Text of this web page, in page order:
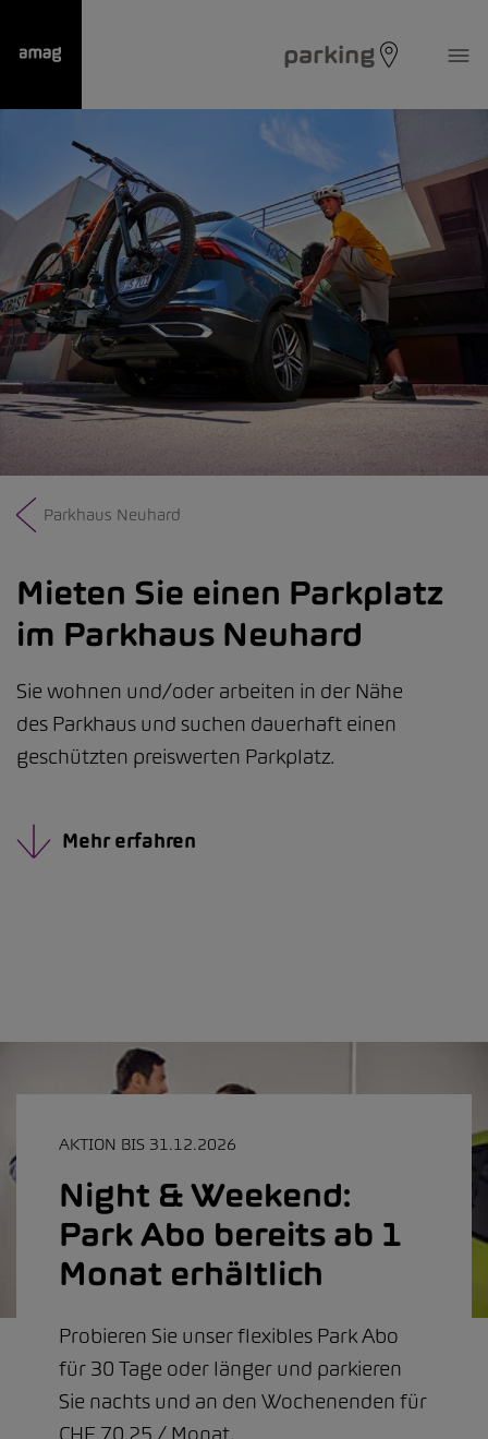
parking
Parkhaus Neuhard
Mieten Sie einen Parkplatz
im Parkhaus Neuhard
Sie wohnen und/oder arbeiten in der Nähe
des Parkhaus und suchen dauerhaft einen
geschützten preiswerten Parkplatz.
Mehr erfahren
AKTION BIS 31.12.2026
Night & Weekend:
Park Abo bereits ab 1
Monat erhältlich
Probieren Sie unser flexibles Park Abo
für 30 Tage oder länger und parkieren
Sie nachts und an den Wochenenden für
CHF 70.25 / Monat.